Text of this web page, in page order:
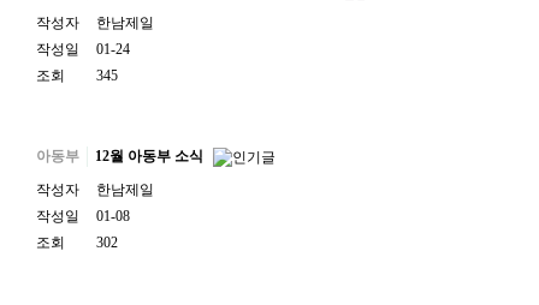
작성자
한남제일
작성일
01-24
조회
345
아동부
12월 아동부 소식
작성자
한남제일
작성일
01-08
조회
302